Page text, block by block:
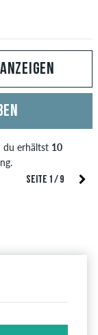
SEITE 1 / 9
erhältst 10